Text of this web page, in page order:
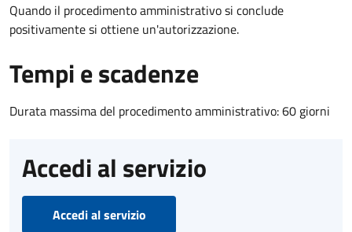
Quando il procedimento amministrativo si conclude
positivamente si ottiene un'autorizzazione.
Tempi e scadenze
Durata massima del procedimento amministrativo: 60 giorni
Accedi al servizio
Accedi al servizio